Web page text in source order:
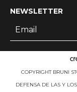
NEWSLETTER
COPYRIGHT BRUNI
DEFENSA DE LAS Y